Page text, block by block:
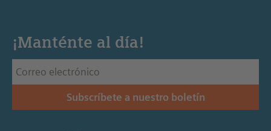
¡Manténte al día!
Subscríbete a nuestro boletín